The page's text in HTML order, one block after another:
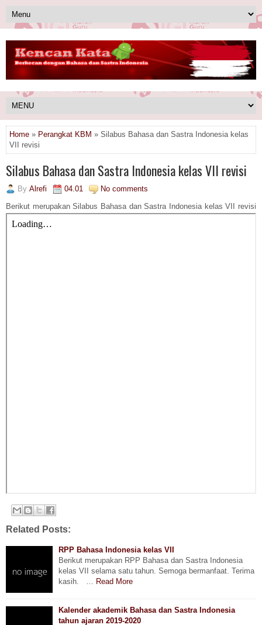
Home » Perangkat KBM » Silabus Bahasa dan Sastra Indonesia kelas
VII revisi
Silabus Bahasa dan Sastra Indonesia kelas VII revisi
By Alrefi 04.01
No comments
Berikut merupakan Silabus Bahasa dan Sastra Indonesia kelas VII revisi
Related Posts:
RPP Bahasa Indonesia kelas VII
Berikut merupakan RPP Bahasa dan Sastra Indonesia
kelas VII selama satu tahun. Semoga bermanfaat. Terima
kasih. … Read More
Kalender akademik Bahasa dan Sastra Indonesia
tahun ajaran 2019-2020